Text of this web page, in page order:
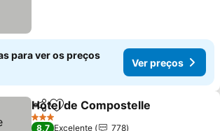
para ver os preços
Ver preços
PartilharAdicionar aos favoritos
Hotel de Compostelle
3 Estrelas
8,7 Excelente
778